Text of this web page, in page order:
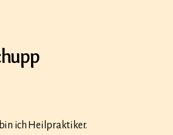
ich Heilpraktiker.